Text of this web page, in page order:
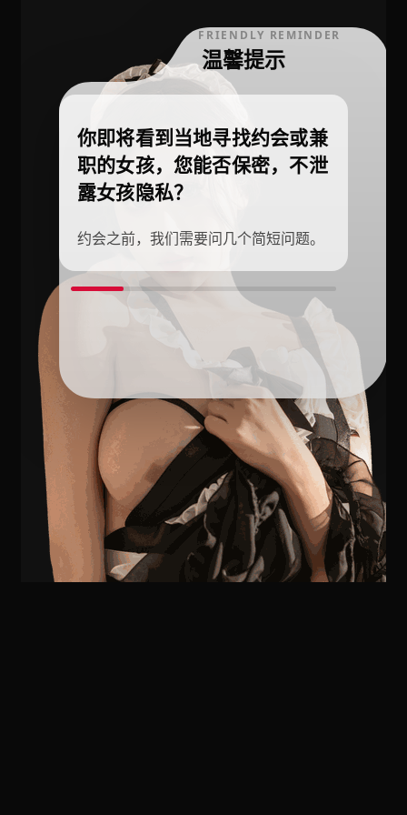
FRIENDLY REMINDER
温馨提示
你即将看到当地寻找约会或兼
职的女孩，您能否保密，不泄
露女孩隐私？
约会之前，我们需要问几个简短问题。